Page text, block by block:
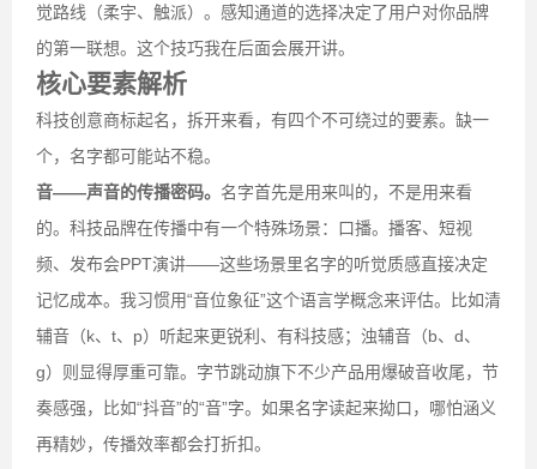
觉路线（柔宇、触派）。感知通道的选择决定了用户对你品牌
的第一联想。这个技巧我在后面会展开讲。
核心要素解析
科技创意商标起名，拆开来看，有四个不可绕过的要素。缺一
个，名字都可能站不稳。
音——声音的传播密码。 名字首先是用来叫的，不是用来看
的。科技品牌在传播中有一个特殊场景：口播。播客、短视
频、发布会PPT演讲——这些场景里名字的听觉质感直接决定
记忆成本。我习惯用“音位象征”这个语言学概念来评估。比如清
辅音（k、t、p）听起来更锐利、有科技感；浊辅音（b、d、
g）则显得厚重可靠。字节跳动旗下不少产品用爆破音收尾，节
奏感强，比如“抖音”的“音”字。如果名字读起来拗口，哪怕涵义
再精妙，传播效率都会打折扣。